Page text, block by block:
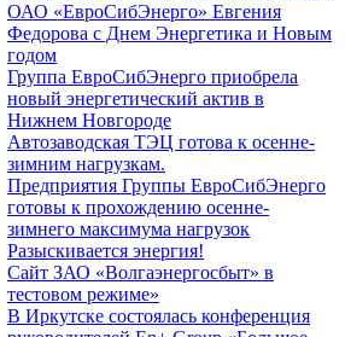
ОАО «ЕвроСибЭнерго» Евгения
Федорова с Днем Энергетика и Новым
годом
Группа ЕвроСибЭнерго приобрела
новый энергетический актив в
Нижнем Новгороде
Автозаводская ТЭЦ готова к осенне-
зимним нагрузкам.
Предприятия Группы ЕвроСибЭнерго
готовы к прохождению осенне-
зимнего максимума нагрузок
Разыскивается энергия!
Сайт ЗАО «Волгаэнергосбыт» в
тестовом режиме»
В Иркутске состоялась конференция